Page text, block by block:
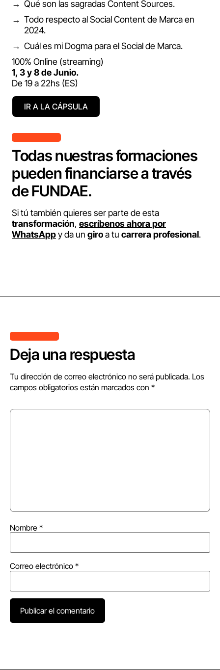
Qué son las sagradas Content Sources.
Todo respecto al Social Content de Marca en
2024.
Cuál es mi Dogma para el Social de Marca.
100% Online (streaming)
1, 3 y 8 de Junio.
De 19 a 22hs (ES)
IR A LA CÁPSULA
Todas nuestras formaciones
pueden financiarse a través
de FUNDAE.
Si tú también quieres ser parte de esta
transformación, escríbenos ahora por
WhatsAppy da un giroa tu carreraprofesional.
Deja una respuesta
Tu dirección de correo electrónico no será publicada. Los
campos obligatorios están marcados con *
Nombre *
Correo electrónico *